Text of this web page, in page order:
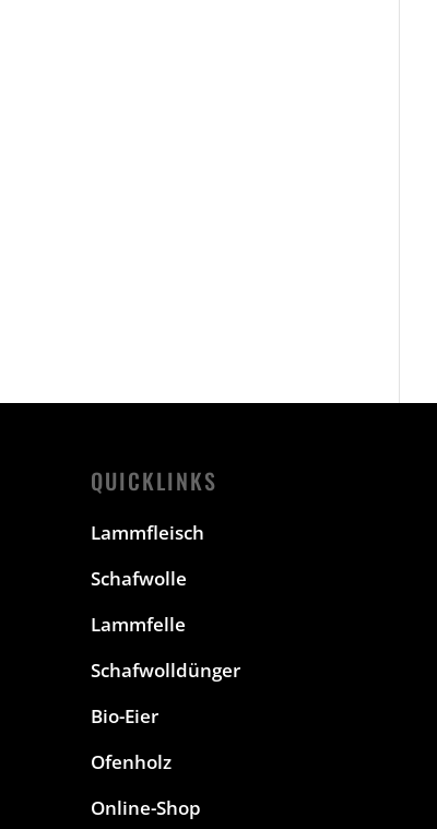
QUICKLINKS
Lammfleisch
Schafwolle
Lammfelle
Schafwolldünger
Bio-Eier
Ofenholz
Online-Shop